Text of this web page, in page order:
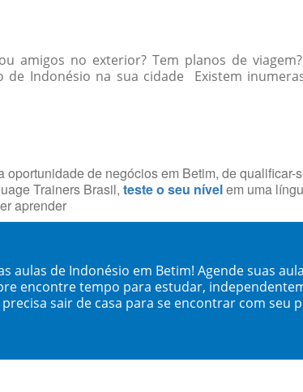
amigos no exterior? Tem planos de
de Indonésio na sua cidade Existem
oportunidade de negócios em Betim, de
Trainers Brasil, teste o seu nívelem uma
aprender
aulas de Indonésio em Betim! Agende suas
encontre tempo para estudar,
sair de casa para se encontrar com seu